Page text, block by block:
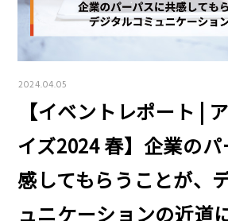
2024.04.05
【イベントレポート |
イズ2024 春】企業の
感してもらうことが、
ュニケーションの近道